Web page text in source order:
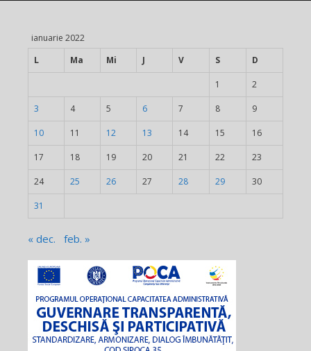
ianuarie 2022
L
Ma Mi J V S D
1 2
3 4 5 6 7 8 9
10 11 12 13 14 15 16
17 18 19 20 21 22 23
24 25 26 27 28 29 30
31
« dec. feb. »